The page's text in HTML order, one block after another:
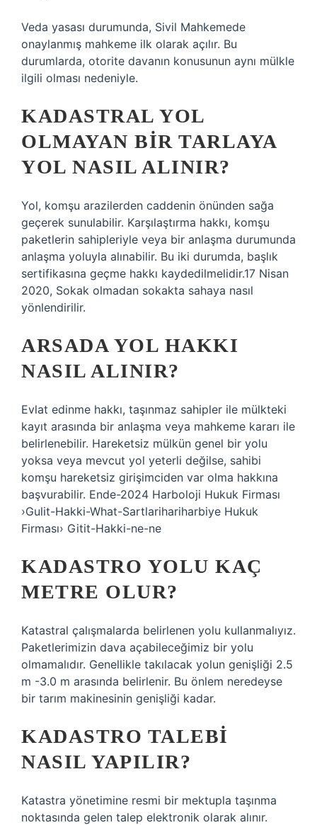
Veda yasası durumunda, Sivil Mahkemede
onaylanmış mahkeme ilk olarak açılır. Bu
durumlarda, otorite davanın konusunun aynı mülkle
ilgili olması nedeniyle.
KADASTRAL YOL
OLMAYAN BIR TARLAYA
YOL NASIL ALINIR?
Yol, komşu arazilerden caddenin önünden sağa
geçerek sunulabilir. Karşılaştırma hakkı, komşu
paketlerin sahipleriyle veya bir anlaşma durumunda
anlaşma yoluyla alınabilir. Bu iki durumda, başlık
sertifikasına geçme hakkı kaydedilmelidir.17 Nisan
2020, Sokak olmadan sokakta sahaya nasıl
yönlendirilir.
ARSADA YOL HAKKI
NASIL ALINIR?
Evlat edinme hakkı, taşınmaz sahipler ile mülkteki
kayıt arasında bir anlaşma veya mahkeme kararı ile
belirlenebilir. Hareketsiz mülkün genel bir yolu
yoksa veya mevcut yol yeterli değilse, sahibi
komşu hareketsiz girişimciden var olma hakkına
başvurabilir. Ende-2024 Harboloji Hukuk Firması
›Gulit-Hakki-What-Sartlarihariharbiye Hukuk
Firması› Gitit-Hakki-ne-ne
KADASTRO YOLU KAÇ
METRE OLUR?
Katastral çalışmalarda belirlenen yolu kullanmalıyız.
Paketlerimizin dava açabileceğimiz bir yolu
olmamalıdır. Genellikle takılacak yolun genişliği 2.5
m -3.0 m arasında belirlenir. Bu önlem neredeyse
bir tarım makinesinin genişliği kadar.
KADASTRO TALEBI
NASIL YAPILIR?
Katastra yönetimine resmi bir mektupla taşınma
noktasında gelen talep elektronik olarak alınır.